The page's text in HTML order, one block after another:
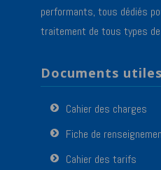
performants, tous dédiés
traitement de tous types
Documents utiles
Cahier des charges
Fiche de
Cahier des tarifs